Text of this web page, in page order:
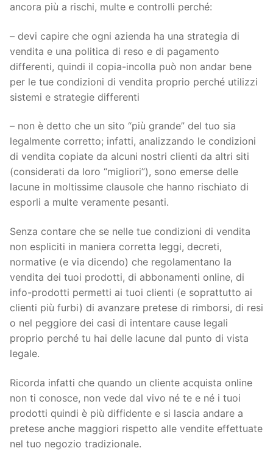
ancora più a rischi, multe e controlli perché:
– devi capire che ogni azienda ha una strategia di
vendita e una politica di reso e di pagamento
differenti, quindi il copia-incolla può non andar bene
per le tue condizioni di vendita proprio perché utilizzi
sistemi e strategie differenti
– non è detto che un sito “più grande” del tuo sia
legalmente corretto; infatti, analizzando le condizioni
di vendita copiate da alcuni nostri clienti da altri siti
(considerati da loro “migliori”), sono emerse delle
lacune in moltissime clausole che hanno rischiato di
esporli a multe veramente pesanti.
Senza contare che se nelle tue condizioni di vendita
non espliciti in maniera corretta leggi, decreti,
normative (e via dicendo) che regolamentano la
vendita dei tuoi prodotti, di abbonamenti online, di
info-prodotti permetti ai tuoi clienti (e soprattutto ai
clienti più furbi) di avanzare pretese di rimborsi, di resi
o nel peggiore dei casi di intentare cause legali
proprio perché tu hai delle lacune dal punto di vista
legale.
Ricorda infatti che quando un cliente acquista online
non ti conosce, non vede dal vivo né te e né i tuoi
prodotti quindi è più diffidente e si lascia andare a
pretese anche maggiori rispetto alle vendite effettuate
nel tuo negozio tradizionale.